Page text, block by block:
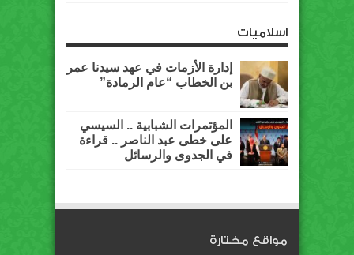
اسلاميات
إدارة الأزمات في عهد سيدنا عمر
بن الخطاب “عام الرمادة”
المؤتمرات الشبابية .. السيسي
على خطى عبد الناصر .. قراءة
في الجدوى والرسائل
مواقع مختارة